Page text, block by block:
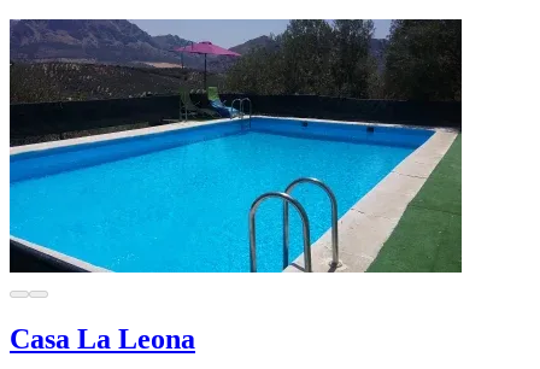
Casa La Leona